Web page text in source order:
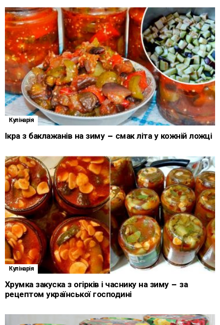
Кулінарія
Ікра з баклажанів на зиму – смак літа у кожній ложці
Кулінарія
Хрумка закуска з огірків і часнику на зиму – за
рецептом української господині